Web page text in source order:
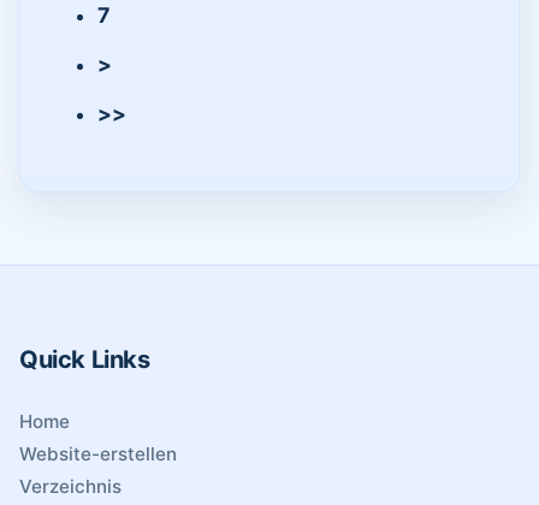
7
>
>>
Quick Links
Home
Website-erstellen
Verzeichnis